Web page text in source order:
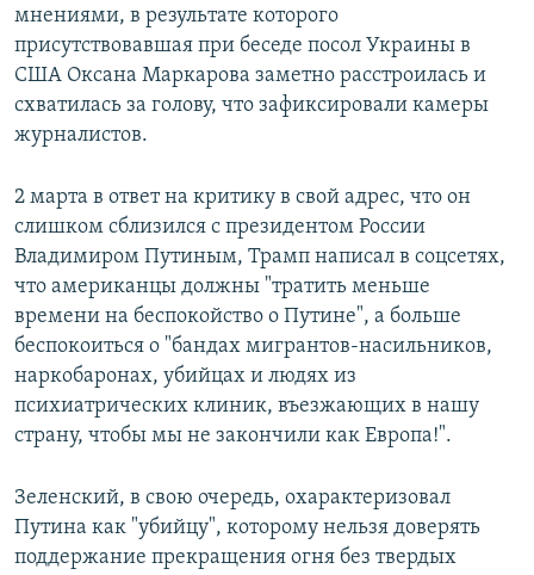
мнениями, в результате которого
присутствовавшая при беседе посол Украины в
США Оксана Маркарова заметно расстроилась и
схватилась за голову, что зафиксировали камеры
журналистов.
2 марта в ответ на критику в свой адрес, что он
слишком сблизился с президентом России
Владимиром Путиным, Трамп написал в соцсетях,
что американцы должны "тратить меньше
времени на беспокойство о Путине", а больше
беспокоиться о "бандах мигрантов-насильников,
наркобаронах, убийцах и людях из
психиатрических клиник, въезжающих в нашу
страну, чтобы мы не закончили как Европа!".
Зеленский, в свою очередь, охарактеризовал
Путина как "убийцу", которому нельзя доверять
поддержание прекращения огня без твердых